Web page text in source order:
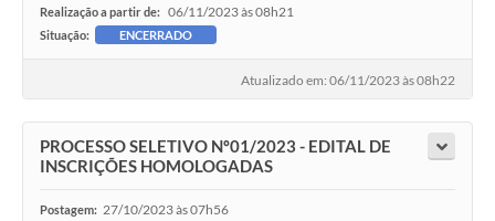
Realização a partir de: 06/11/2023 às 08h21
Situação: ENCERRADO
Atualizado em: 06/11/2023 às 08h22
PROCESSO SELETIVO Nº01/2023 - EDITAL DE
INSCRIÇÕES HOMOLOGADAS
Postagem: 27/10/2023 às 07h56